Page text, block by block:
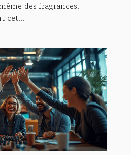
des fragrances.
cet...